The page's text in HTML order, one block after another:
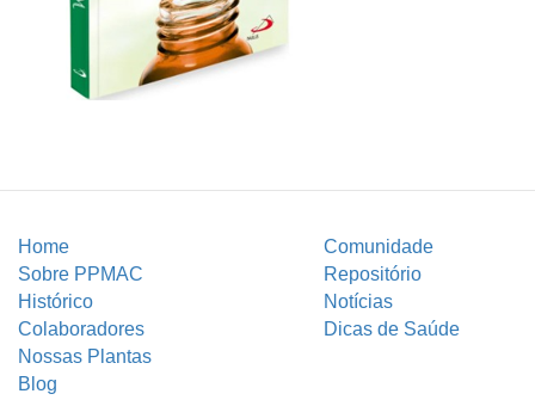
Home
Comunidade
Sobre PPMAC
Repositório
Histórico
Notícias
Colaboradores
Dicas de Saúde
Nossas Plantas
Blog